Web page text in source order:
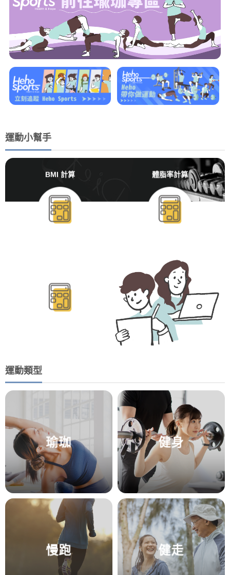
運動小幫手
BMI 計算 體脂率計算
運動類型
瑜珈 健身
慢跑 健走